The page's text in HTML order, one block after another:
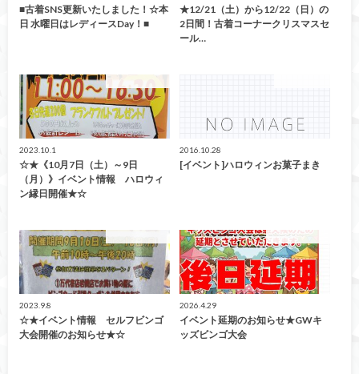
■古着SNS更新いたしました！☆本
日 水曜日はレディースDay！■
★12/21（土）から12/22（日）の
2日間！古着コーナークリスマスセ
ール…
2023.10.1
☆★《10月7日（土）～9日
（月）》イベント情報 ハロウィ
ン縁日開催★☆
2016.10.28
[イベント]ハロウィンお菓子まき
2023.9.8
☆★イベント情報 セルフビンゴ
大会開催のお知らせ★☆
イベント情報！
2026.4.29
イベント延期のお知らせ★GWキ
ッズビンゴ大会